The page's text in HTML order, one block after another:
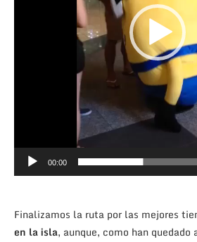
00:00
Finalizamos la ruta por las mejores
en la isla, aunque, como han quedado